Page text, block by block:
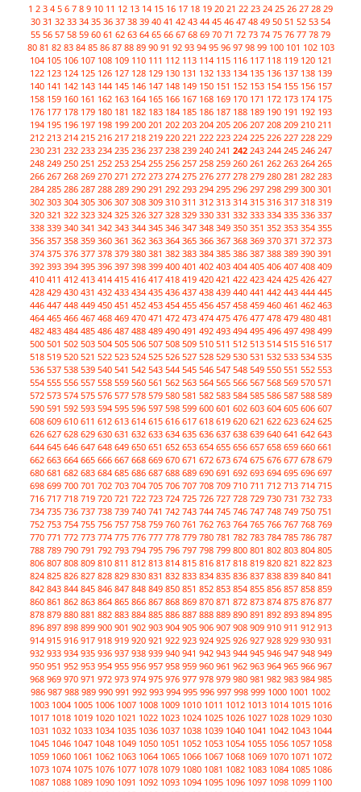
1 2 3 4 5 6 7 8 9 10 11 12 13 14 15 16 17 18 19 20 21 22 23 24 25 26 27 28 29
30 31 32 33 34 35 36 37 38 39 40 41 42 43 44 45 46 47 48 49 50 51 52 53 54
55 56 57 58 59 60 61 62 63 64 65 66 67 68 69 70 71 72 73 74 75 76 77 78 79
80 81 82 83 84 85 86 87 88 89 90 91 92 93 94 95 96 97 98 99 100 101 102 103
104 105 106 107 108 109 110 111 112 113 114 115 116 117 118 119 120 121
122 123 124 125 126 127 128 129 130 131 132 133 134 135 136 137 138 139
140 141 142 143 144 145 146 147 148 149 150 151 152 153 154 155 156 157
158 159 160 161 162 163 164 165 166 167 168 169 170 171 172 173 174 175
176 177 178 179 180 181 182 183 184 185 186 187 188 189 190 191 192 193
194 195 196 197 198 199 200 201 202 203 204 205 206 207 208 209 210 211
212 213 214 215 216 217 218 219 220 221 222 223 224 225 226 227 228 229
230 231 232 233 234 235 236 237 238 239 240 241 242 243 244 245 246 247
248 249 250 251 252 253 254 255 256 257 258 259 260 261 262 263 264 265
266 267 268 269 270 271 272 273 274 275 276 277 278 279 280 281 282 283
284 285 286 287 288 289 290 291 292 293 294 295 296 297 298 299 300 301
302 303 304 305 306 307 308 309 310 311 312 313 314 315 316 317 318 319
320 321 322 323 324 325 326 327 328 329 330 331 332 333 334 335 336 337
338 339 340 341 342 343 344 345 346 347 348 349 350 351 352 353 354 355
356 357 358 359 360 361 362 363 364 365 366 367 368 369 370 371 372 373
374 375 376 377 378 379 380 381 382 383 384 385 386 387 388 389 390 391
392 393 394 395 396 397 398 399 400 401 402 403 404 405 406 407 408 409
410 411 412 413 414 415 416 417 418 419 420 421 422 423 424 425 426 427
428 429 430 431 432 433 434 435 436 437 438 439 440 441 442 443 444 445
446 447 448 449 450 451 452 453 454 455 456 457 458 459 460 461 462 463
464 465 466 467 468 469 470 471 472 473 474 475 476 477 478 479 480 481
482 483 484 485 486 487 488 489 490 491 492 493 494 495 496 497 498 499
500 501 502 503 504 505 506 507 508 509 510 511 512 513 514 515 516 517
518 519 520 521 522 523 524 525 526 527 528 529 530 531 532 533 534 535
536 537 538 539 540 541 542 543 544 545 546 547 548 549 550 551 552 553
554 555 556 557 558 559 560 561 562 563 564 565 566 567 568 569 570 571
572 573 574 575 576 577 578 579 580 581 582 583 584 585 586 587 588 589
590 591 592 593 594 595 596 597 598 599 600 601 602 603 604 605 606 607
608 609 610 611 612 613 614 615 616 617 618 619 620 621 622 623 624 625
626 627 628 629 630 631 632 633 634 635 636 637 638 639 640 641 642 643
644 645 646 647 648 649 650 651 652 653 654 655 656 657 658 659 660 661
662 663 664 665 666 667 668 669 670 671 672 673 674 675 676 677 678 679
680 681 682 683 684 685 686 687 688 689 690 691 692 693 694 695 696 697
698 699 700 701 702 703 704 705 706 707 708 709 710 711 712 713 714 715
716 717 718 719 720 721 722 723 724 725 726 727 728 729 730 731 732 733
734 735 736 737 738 739 740 741 742 743 744 745 746 747 748 749 750 751
752 753 754 755 756 757 758 759 760 761 762 763 764 765 766 767 768 769
770 771 772 773 774 775 776 777 778 779 780 781 782 783 784 785 786 787
788 789 790 791 792 793 794 795 796 797 798 799 800 801 802 803 804 805
806 807 808 809 810 811 812 813 814 815 816 817 818 819 820 821 822 823
824 825 826 827 828 829 830 831 832 833 834 835 836 837 838 839 840 841
842 843 844 845 846 847 848 849 850 851 852 853 854 855 856 857 858 859
860 861 862 863 864 865 866 867 868 869 870 871 872 873 874 875 876 877
878 879 880 881 882 883 884 885 886 887 888 889 890 891 892 893 894 895
896 897 898 899 900 901 902 903 904 905 906 907 908 909 910 911 912 913
914 915 916 917 918 919 920 921 922 923 924 925 926 927 928 929 930 931
932 933 934 935 936 937 938 939 940 941 942 943 944 945 946 947 948 949
950 951 952 953 954 955 956 957 958 959 960 961 962 963 964 965 966 967
968 969 970 971 972 973 974 975 976 977 978 979 980 981 982 983 984 985
986 987 988 989 990 991 992 993 994 995 996 997 998 999 1000 1001 1002
1003 1004 1005 1006 1007 1008 1009 1010 1011 1012 1013 1014 1015 1016
1017 1018 1019 1020 1021 1022 1023 1024 1025 1026 1027 1028 1029 1030
1031 1032 1033 1034 1035 1036 1037 1038 1039 1040 1041 1042 1043 1044
1045 1046 1047 1048 1049 1050 1051 1052 1053 1054 1055 1056 1057 1058
1059 1060 1061 1062 1063 1064 1065 1066 1067 1068 1069 1070 1071 1072
1073 1074 1075 1076 1077 1078 1079 1080 1081 1082 1083 1084 1085 1086
1087 1088 1089 1090 1091 1092 1093 1094 1095 1096 1097 1098 1099 1100